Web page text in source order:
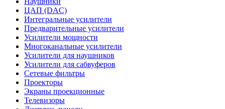
ЦАП (DAC)
Интегральные усилители
Предварительные усилители
Усилители мощности
Многоканальные усилители
Усилители для наушников
Усилители для сабвуферов
Сетевые фильтры
Проекторы
Экраны проекционные
Телевизоры